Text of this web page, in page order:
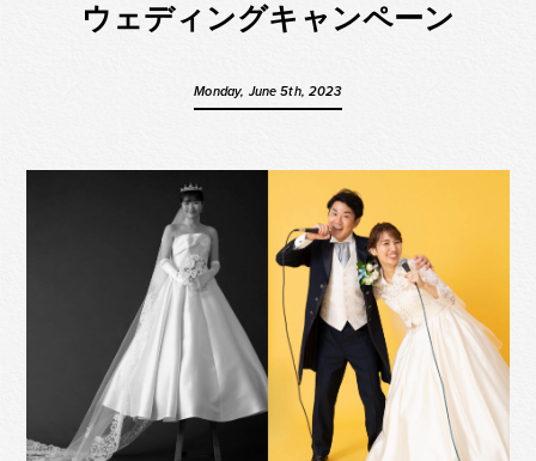
ウェディングキャンペーン
Monday, June 5th, 2023